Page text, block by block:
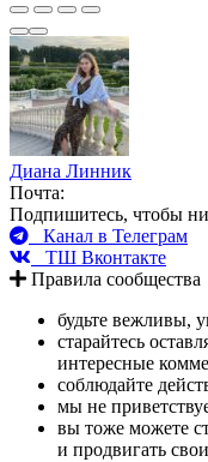
Диана Линник
Почта:
Подпишитесь, чтобы
Канал в Телеграм
ТШ Вконтакте
Правила сообщества
будьте вежливы,
старайтесь
интересные
соблюдайте
мы не
вы тоже можете
и продвигать